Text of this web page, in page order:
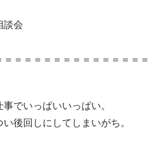
談会
＝＝＝＝＝＝＝＝＝＝＝＝＝＝
でいっぱいいっぱい。
後回しにしてしまいがち。